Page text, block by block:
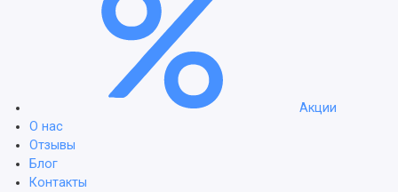
Акции
О нас
Отзывы
Блог
Контакты